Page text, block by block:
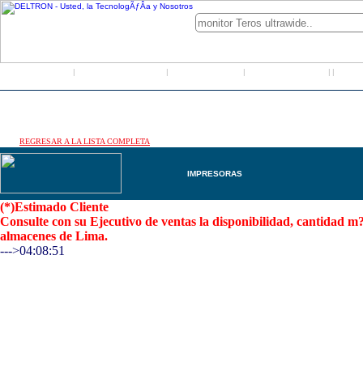
| | | | |
REGRESAR A LA LISTA COMPLETA
IMPRESORAS
(*)Estimado Cliente
Consulte con su Ejecutivo de ventas la disponibilidad, cantidad
almacenes de Lima.
--->04:08:51